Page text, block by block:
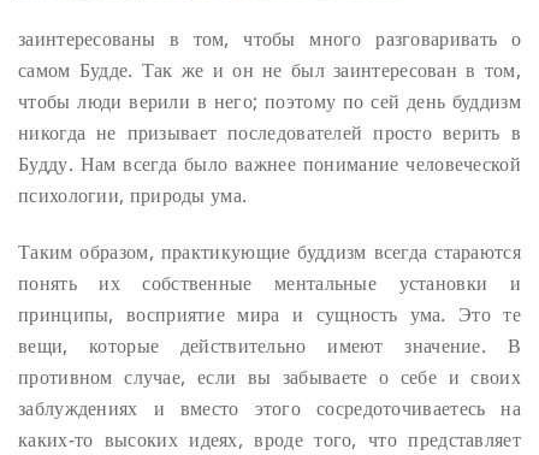
заинтересованы в том, чтобы много разговаривать о
самом Будде. Так же и он не был заинтересован в том,
чтобы люди верили в него; поэтому по сей день буддизм
никогда не призывает последователей просто верить в
Будду. Нам всегда было важнее понимание человеческой
психологии, природы ума.
Таким образом, практикующие буддизм всегда стараются
понять их собственные ментальные установки и
принципы, восприятие мира и сущность ума. Это те
вещи, которые действительно имеют значение. В
противном случае, если вы забываете о себе и своих
заблуждениях и вместо этого сосредоточиваетесь на
каких-то высоких идеях, вроде того, что представляет